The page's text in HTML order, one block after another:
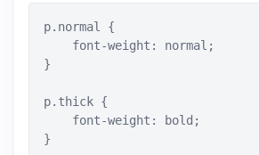
p.normal {
    font-weight: normal;
}
p.thick {
    font-weight: bold;
}